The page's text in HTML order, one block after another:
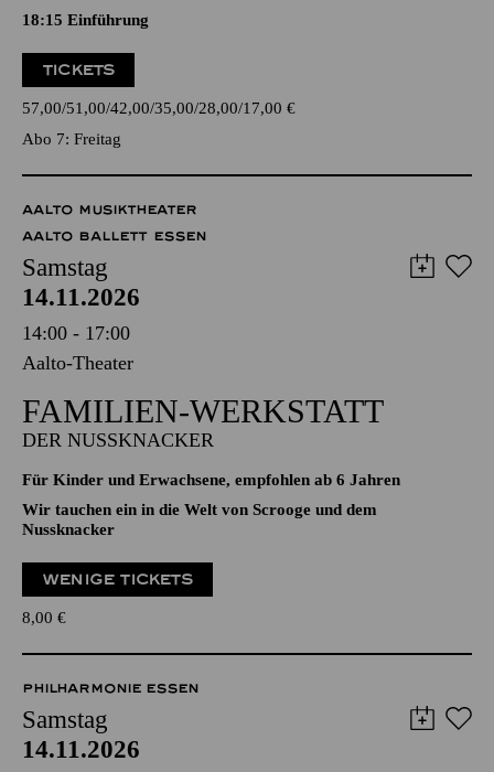
Oper in drei Akten von Erich Wolfgang Korngold
Kaltneker
18:15 Einführung
TICKETS
57,00 51,00 42,00 35,00 28,00 17,00€
Abo 7: Freitag
AALTO MUSIKTHEATER
AALTO BALLETT ESSEN
Samstag
14.11.2026
14:00 - 17:00
Aalto-Theater
FAMILIEN-WERKSTATT
DER NUSSKNACKER
Wir tauchen ein in die Welt von Scrooge und dem
Nussknacker
8,00 €
PHILHARMONIE ESSEN